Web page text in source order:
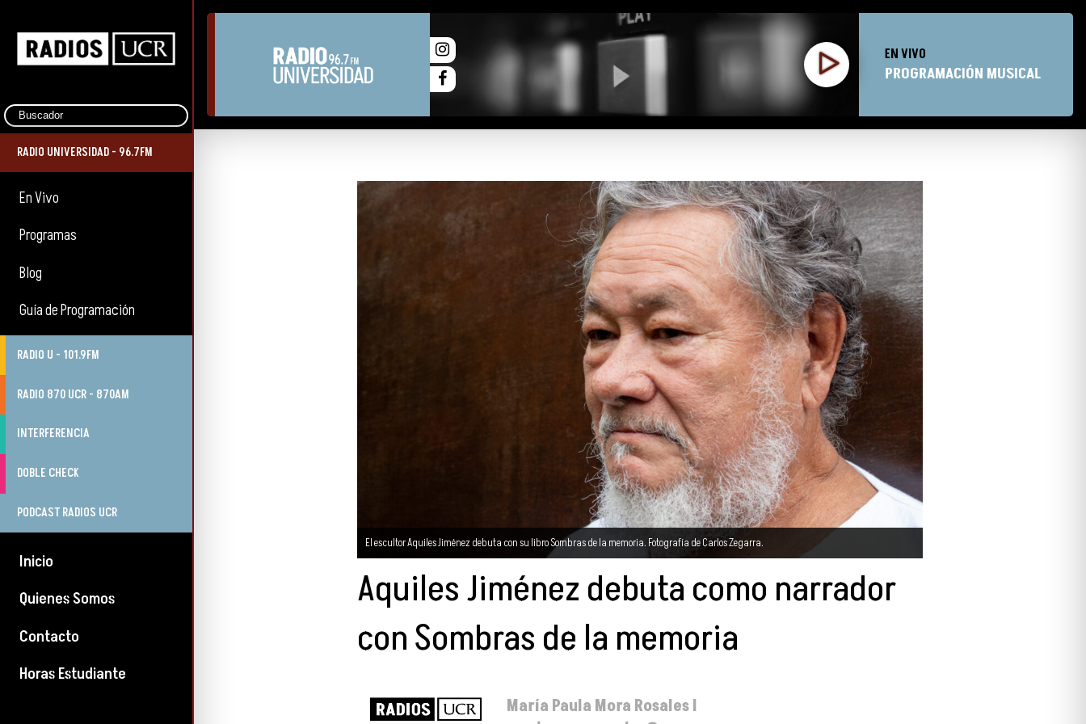
RADIO UNIVERSIDAD - 96.7FM
En Vivo
Programas
Blog
Guía de Programación
RADIO U - 101.9FM
RADIO 870 UCR - 870AM
INTERFERENCIA
DOBLE CHECK
PODCAST RADIOS UCR
Inicio
Quienes Somos
Contacto
Horas Estudiante
EN VIVO
PROGRAMACIÓN MUSICAL
El escultor Aquiles Jiménez debuta con su libro Sombras de la memoria. Fotografía de Carlos Zegarra.
Aquiles Jiménez debuta como narrador
con Sombras de la memoria
María Paula Mora Rosales I